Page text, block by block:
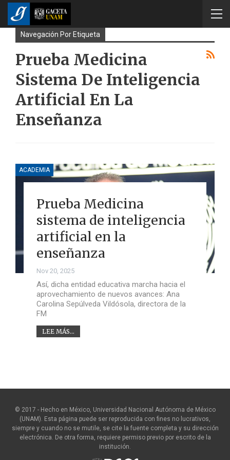
Navegación Por Etiqueta
Prueba Medicina
Sistema De Inteligencia
Artificial En La
Enseñanza
ACADEMIA
Prueba Medicina
sistema de inteligencia
artificial en la
enseñanza
Nov 20, 2025
Así, dicha entidad educativa marcha hacia el
aprovechamiento de nuevos avances: Ana
Carolina Sepúlveda Vildósola, directora de la
FM
LEE MÁS...
© 2017 - Hecho en México, Universidad Nacional Autónoma de México
(UNAM). Esta página puede ser reproducida con fines no lucrativos,
siempre y cuando no se mutile, se cite la fuente completa y su dirección
electrónica. De otra forma, requiere permiso previo por escrito de la
institución.